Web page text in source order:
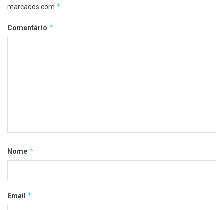
marcados com *
Comentário *
Nome *
Email *